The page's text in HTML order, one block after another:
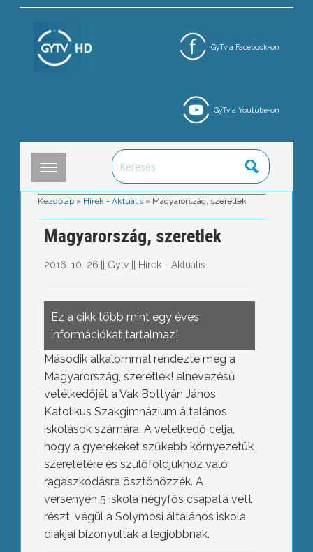
GyTv a Facebook-on
GyTv a Youtube-on
Kezdőlap » Hírek - Aktuális » Magyarország, szeretlek
Magyarország, szeretlek
2016. 10. 26. Gytv|| Hírek - Aktuális
Ez a cikk több mint egy éves
információkat tartalmaz!
Második alkalommal rendezte meg a
Magyarország, szeretlek! elnevezésű
vetélkedőjét a Vak Bottyán János
Katolikus Szakgimnázium általános
iskolások számára. A vetélkedő célja,
hogy a gyerekeket szűkebb környezetük
szeretetére és szülőföldjükhöz való
ragaszkodásra ösztönözzék. A
versenyen 5 iskola négyfős csapata vett
részt, végül a Solymosi általános iskola
diákjai bizonyultak a legjobbnak.